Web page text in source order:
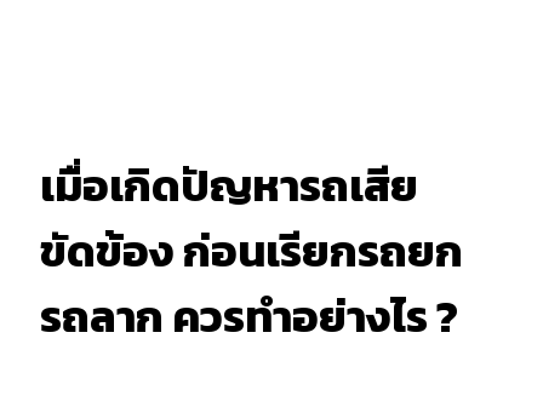
เมื่อเกิดปัญหารถเสีย
ขัดข้อง ก่อนเรียกรถยก
รถลาก ควรทำอย่างไร ?